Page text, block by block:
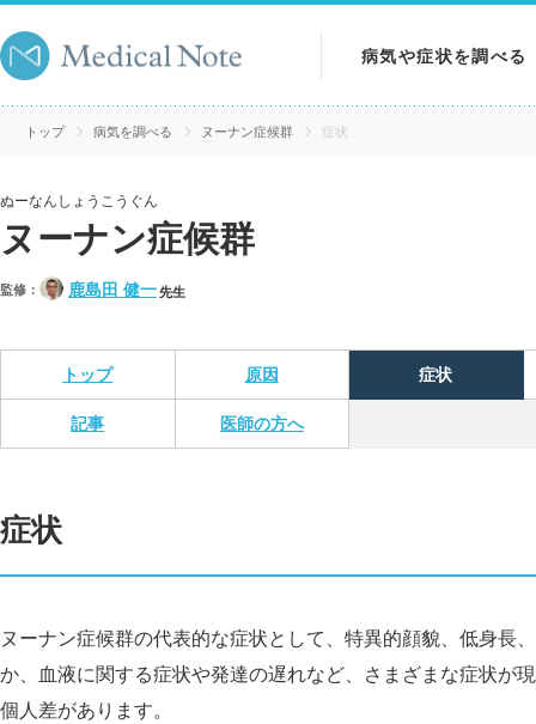
病気や症状を調べる
病気を調べる
トップ 病気を調べる ヌーナン症候群 症状
ぬーなんしょうこうぐん
ヌーナン症候群
監修： 鹿島田 健一先生
トップ 原因 症状
記事 医師の方へ
症状
ヌーナン症候群の代表的な症状として、特異的顔貌、低身長、
か、血液に関する症状や発達の遅れなど、さまざまな症状が
個人差があります。